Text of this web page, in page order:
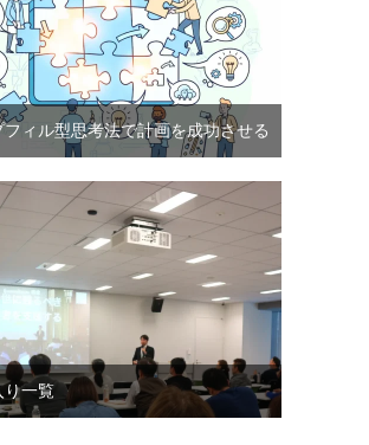
フィル型思考法で計画を成功させる
り一覧